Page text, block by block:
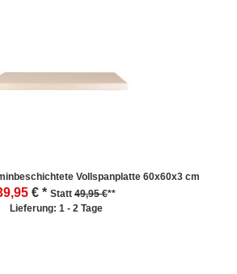
Vollspanplatte 60x60x3 cm
€ * Statt 49,95 €**
Lieferung: 1 - 2 Tage